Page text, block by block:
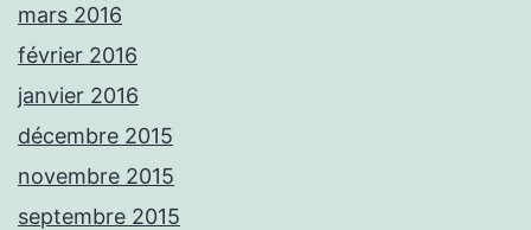
mars 2016
février 2016
janvier 2016
décembre 2015
novembre 2015
septembre 2015